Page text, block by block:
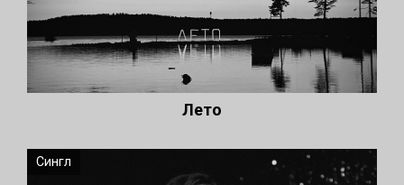
Лето
Сингл